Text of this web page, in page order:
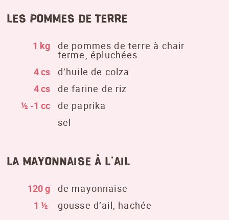
Les Pommes de terre
1 kg de pommes de terre à chair
ferme, épluchées
4 cs
d’huile de colza
4 cs
de farine de riz
½ -1 cc
de paprika
sel
la mayonnaise à l’ail
120 g
de mayonnaise
1 ½
gousse d’ail, hachée